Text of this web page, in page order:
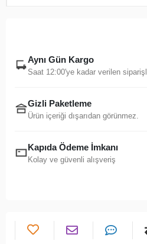
Aynı Gün Kargo
Saat 12:00'ye kadar verilen
Gizli Paketleme
Ürün içeriği dışarıdan görünmez.